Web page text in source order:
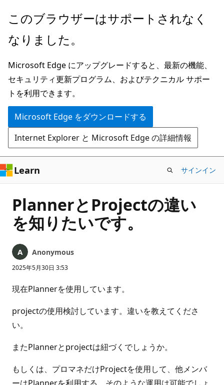
メ
ン
ン
テ
ン
ツ
に
ス
キ
ッ
プ
このブラウザーはサポートされなく
なりました。
Microsoft Edge にアップグレードすると、最新の機能、
セキュリティ更新プログラム、およびテクニカル サポー
トを利用できます。
Microsoft Edge をダウンロードする
Internet Explorer と Microsoft Edge の詳細情報
Learn サインイン
PlannerとProjectの違い
を知りたいです。
Anonymous
2025年5月30日 3:53
現在Plannerを使用しています。
projectの使用検討しています。違いを教えてくださ
い。
またPlannerとprojectは紐づくでしょうか。
もしくは、プロマネだけProjectを使用して、他メンバ